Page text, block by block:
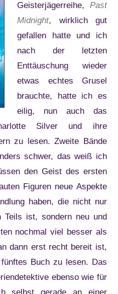
Geisterjägerreihe, Past
Midnight, wirklich gut
gefallen hatte und ich
nach der letzten
Enttäuschung wieder
etwas echtes Grusel
brauchte, hatte ich es
eilig, nun auch das
Silver und ihre
zu lesen. Zweite Bände
schwer, das weiß ich
den Geist des ersten
Figuren neue Aspekte
haben, die nicht nur
ist, sondern neu und
nochmal viel besser als
dann erst recht bereit ist,
Buch zu lesen. Das
ebenso wie für